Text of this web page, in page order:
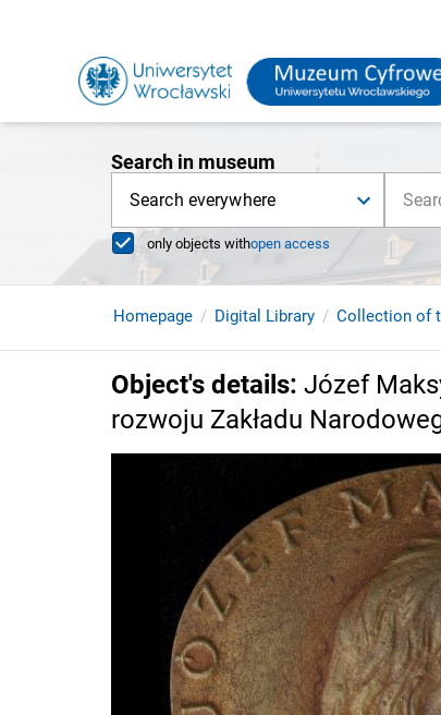
Search in museum
Search everywhere
only objects withopen access
Homepage Digital Library Collection of
Object's details: Józef
rozwoju Zakładu